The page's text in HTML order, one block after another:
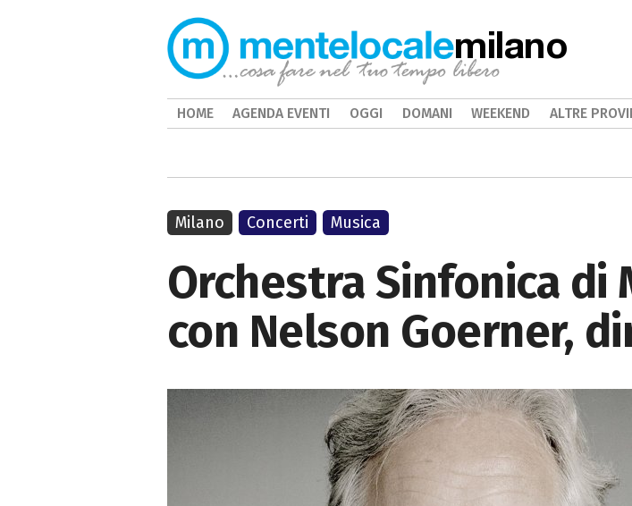
Orchestra Sinfonica di
con Nelson Goerner,
Milano Concerti Musica
milano
HOME AGENDA EVENTI OGGI DOMANI WEEKEND ALTRE